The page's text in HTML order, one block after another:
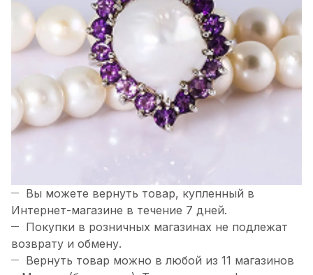
Вы можете вернуть товар, купленный в
Интернет-магазине в течение 7 дней.
Покупки в розничных магазинах не подлежат
возврату и обмену.
Вернуть товар можно в любой из 11 магазинов